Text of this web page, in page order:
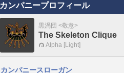
カンパニープロフィール
黒渦団 <敬意>
The Skeleton Clique
Alpha [Light]
カンパニースローガン